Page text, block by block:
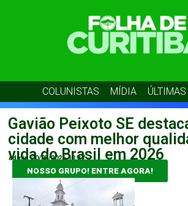
COLUNISTAS MÍDIA
Gavião Peixoto SE
cidade com melhor
vida do Brasil em 2026
admin 20/05/2026 13:37
NOSSO GRUPO! ENTRE AGORA!